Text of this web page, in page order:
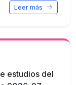
Leer más
estudios del